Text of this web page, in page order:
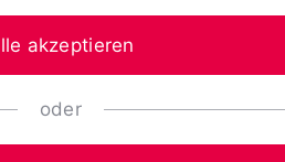
akzeptieren
oder